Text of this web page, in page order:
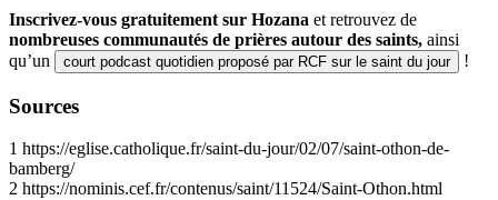
Inscrivez-vous gratuitement sur Hozana et retrouvez de
nombreuses communautés de prières autour des saints, ainsi
qu’un
court podcast quotidien proposé par RCF sur le saint du jour !
Sources
1 https://eglise.catholique.fr/saint-du-jour/02/07/saint-othon-de-
bamberg/
2 https://nominis.cef.fr/contenus/saint/11524/Saint-Othon.html